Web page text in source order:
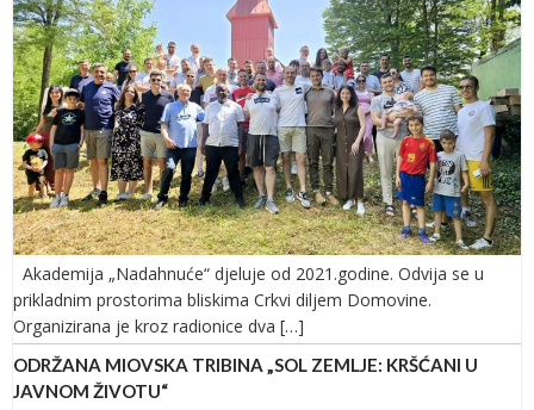
Akademija „Nadahnuće“ djeluje od 2021.godine. Odvija se u
prikladnim prostorima bliskima Crkvi diljem Domovine.
Organizirana je kroz radionice dva […]
ODRŽANA MIOVSKA TRIBINA „SOL ZEMLJE: KRŠĆANI U
JAVNOM ŽIVOTU“